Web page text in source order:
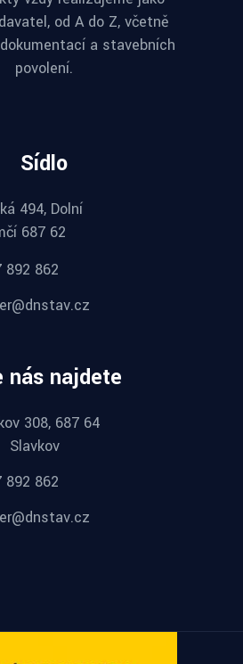
od A do Z, včetně
a stavebních
povolení.
Sídlo
494, Dolní
687 62
892 862
nás najdete
308, 687 64
Slavkov
892 862